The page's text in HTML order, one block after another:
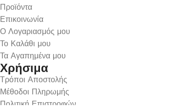
Προϊόντα
Επικοινωνία
Ο Λογαριασμός μου
Το Καλάθι μου
Τα Αγαπημένα μου
Χρήσιμα
Τρόποι Αποστολής
Μέθοδοι Πληρωμής
Πολιτική Επιστροφών